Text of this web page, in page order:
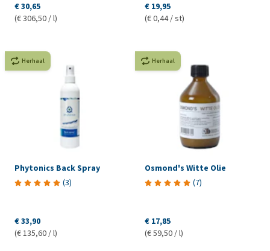
€ 30,65
(€ 306,50 / l)
€ 19,95
(€ 0,44 / st)
Herhaal
Phytonics Back Spray
(3)
€ 33,90
(€ 135,60 / l)
Herhaal
Osmond's Witte Olie
(7)
€ 17,85
(€ 59,50 / l)